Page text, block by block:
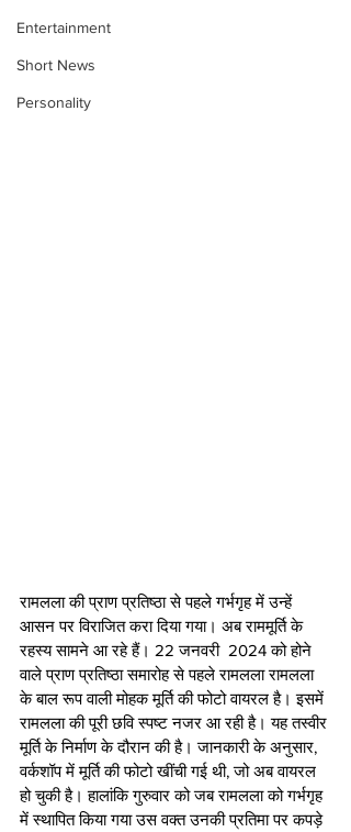
Entertainment
Short News
Personality
रामलला की प्राण प्रतिष्ठा से पहले गर्भगृह में उन्हें
आसन पर विराजित करा दिया गया। अब राममूर्ति के
रहस्य सामने आ रहे हैं। 22 जनवरी  2024 को होने
वाले प्राण प्रतिष्ठा समारोह से पहले रामलला रामलला
के बाल रूप वाली मोहक मूर्ति की फोटो वायरल है। इसमें
रामलला की पूरी छवि स्पष्ट नजर आ रही है। यह तस्वीर
मूर्ति के निर्माण के दौरान की है। जानकारी के अनुसार,
वर्कशॉप में मूर्ति की फोटो खींची गई थी, जो अब वायरल
हो चुकी है। हालांकि गुरुवार को जब रामलला को गर्भगृह
में स्थापित किया गया उस वक्त उनकी प्रतिमा पर कपड़े